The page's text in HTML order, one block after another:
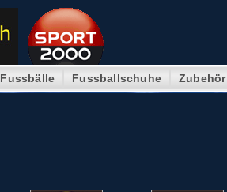
Fussbälle Fussballschuhe Zubehör